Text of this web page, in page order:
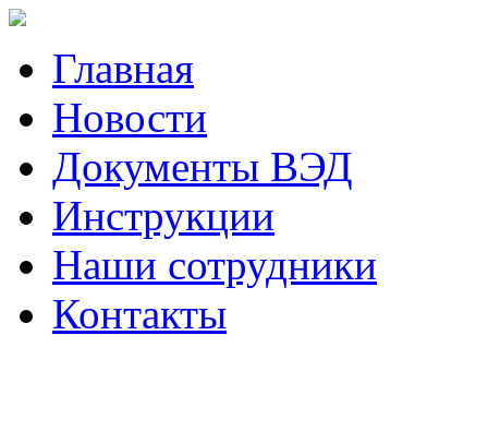
Главная
Новости
Документы ВЭД
Инструкции
Наши сотрудники
Контакты